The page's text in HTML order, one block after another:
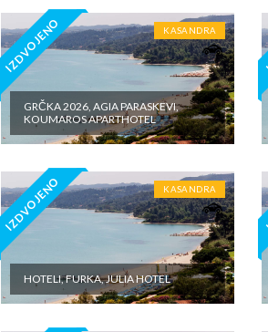
plaćaju u valuti domicilne zemlje na licu mesta.
IZDVOJENO KASANDRA
GRČKA 2026, AGIA PARASKEVI,
KOUMAROS APARTHOTEL
IZDVOJENO KASANDRA
HOTELI, FURKA, JULIA HOTEL